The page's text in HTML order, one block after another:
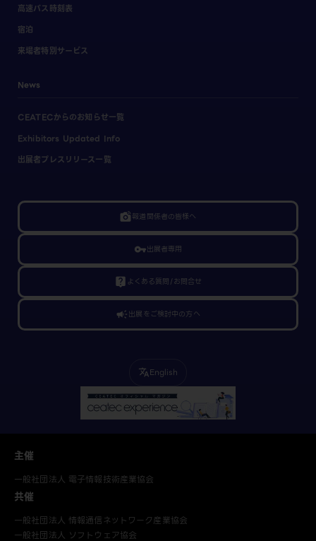
高速バス時刻表
宿泊
来場者特別サービス
News
CEATECからのお知らせ一覧
Exhibitors Updated Info
出展者プレスリリース一覧
linked_camera報道関係者の皆様へ
vpn_key出展者専用
live_help よくある質問/お問合せ
campaign出展をご検討中の方へ
translateEnglish
主催
一般社団法人 電子情報技術産業協会
共催
一般社団法人 情報通信ネットワーク産業協会
一般社団法人 ソフトウェア協会